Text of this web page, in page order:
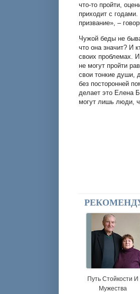
что-то пройти,
приходит с
призвание», –
Чужой беды не
что она значит? И
своих проблемах.
не могут пройти
свои тонкие души,
без посторонней
делает это Елена
могут лишь люди,
Путь Стойкости И
Мужества